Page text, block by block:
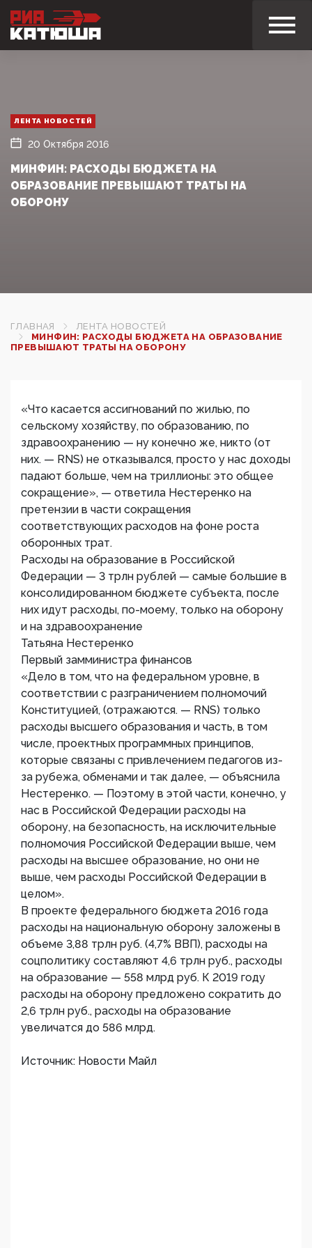
ЛЕНТА НОВОСТЕЙ
20 Октября 2016
МИНФИН: РАСХОДЫ БЮДЖЕТА НА
ОБРАЗОВАНИЕ ПРЕВЫШАЮТ ТРАТЫ НА
ОБОРОНУ
ГЛАВНАЯ
ЛЕНТА НОВОСТЕЙ
МИНФИН: РАСХОДЫ БЮДЖЕТА НА ОБРАЗОВАНИЕ
ПРЕВЫШАЮТ ТРАТЫ НА ОБОРОНУ
«Что касается ассигнований по жилью, по
сельскому хозяйству, по образованию, по
здравоохранению — ну конечно же, никто (от
них. — RNS) не отказывался, просто у нас доходы
падают больше, чем на триллионы: это общее
сокращение», — ответила Нестеренко на
претензии в части сокращения
соответствующих расходов на фоне роста
оборонных трат.
Расходы на образование в Российской
Федерации — 3 трлн рублей — самые большие в
консолидированном бюджете субъекта, после
них идут расходы, по-моему, только на оборону
и на здравоохранение
Татьяна Нестеренко
Первый замминистра финансов
«Дело в том, что на федеральном уровне, в
соответствии с разграничением полномочий
Конституцией, (отражаются. — RNS) только
расходы высшего образования и часть, в том
числе, проектных программных принципов,
которые связаны с привлечением педагогов из-
за рубежа, обменами и так далее, — объяснила
Нестеренко. — Поэтому в этой части, конечно, у
нас в Российской Федерации расходы на
оборону, на безопасность, на исключительные
полномочия Российской Федерации выше, чем
расходы на высшее образование, но они не
выше, чем расходы Российской Федерации в
целом».
В проекте федерального бюджета 2016 года
расходы на национальную оборону заложены в
объеме 3,88 трлн руб. (4,7% ВВП), расходы на
соцполитику составляют 4,6 трлн руб., расходы
на образование — 558 млрд руб. К 2019 году
расходы на оборону предложено сократить до
2,6 трлн руб., расходы на образование
увеличатся до 586 млрд.
Источник: Новости Майл